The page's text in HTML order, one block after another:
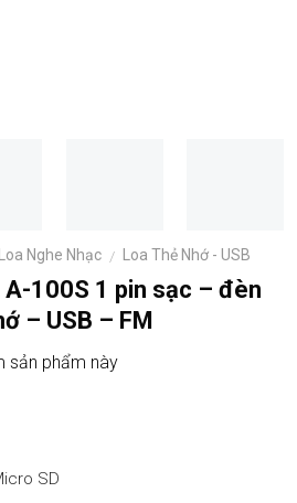
Loa Nghe Nhạc / Loa Thẻ Nhớ - USB
A-100S 1 pin sạc – đèn
– USB – FM
sản phẩm này
SD